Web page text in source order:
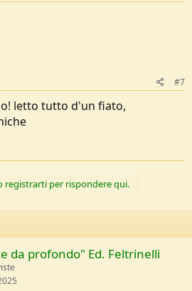
#7
letto tutto d'un fiato,
registrarti per rispondere qui.
da profondo" Ed. Feltrinelli